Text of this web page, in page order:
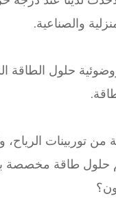
والصناعية.
حلول الطاقة
توربينات الرياح،
حلول طاقة مخصصة